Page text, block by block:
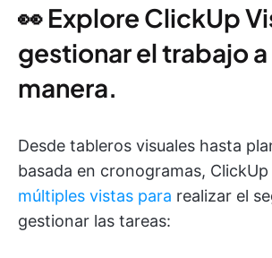
👀 Explore ClickUp
gestionar el trabajo a
manera.
Desde tableros visuales hasta
basada en cronogramas,
múltiples vistas para realizar el
gestionar las tareas: